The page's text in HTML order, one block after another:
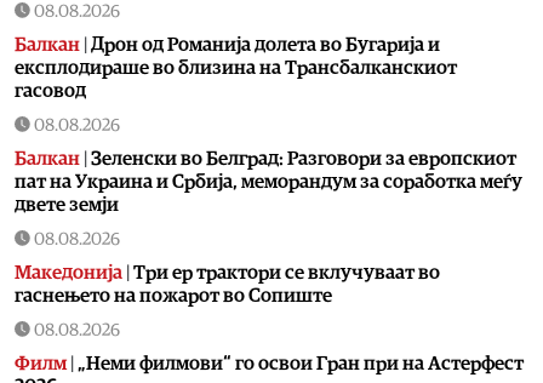
08.08.2026
Балкан Дрон од Романија долета во Бугарија и
експлодираше во близина на Трансбалканскиот
гасовод
08.08.2026
Балкан Зеленски во Белград: Разговори за европскиот
пат на Украина и Србија, меморандум за соработка меѓу
двете земји
08.08.2026
Македонија Три ер трактори се вклучуваат во
гаснењето на пожарот во Сопиште
08.08.2026
Филм „Неми филмови“ го освои Гран при на Астерфест